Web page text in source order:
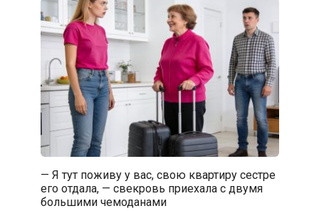
— Я тут поживу у вас, свою квартиру сестре
его отдала, — свекровь приехала с двумя
большими чемоданами